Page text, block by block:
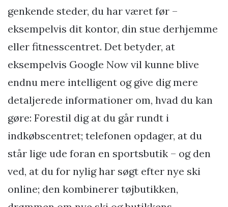
genkende steder, du har været før –
eksempelvis dit kontor, din stue derhjemme
eller fitnesscentret. Det betyder, at
eksempelvis Google Now vil kunne blive
endnu mere intelligent og give dig mere
detaljerede informationer om, hvad du kan
gøre: Forestil dig at du går rundt i
indkøbscentret; telefonen opdager, at du
står lige ude foran en sportsbutik – og den
ved, at du for nylig har søgt efter nye ski
online; den kombinerer tøjbutikken,